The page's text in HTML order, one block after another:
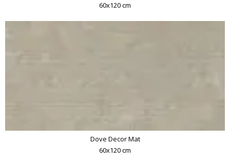
60x120 cm
Dove Decor Mat
60x120 cm